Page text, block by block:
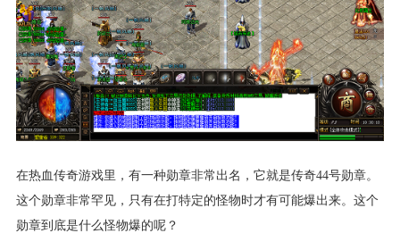
在热血传奇游戏里，有一种勋章非常出名，它就是传奇44号勋章。
这个勋章非常罕见，只有在打特定的怪物时才有可能爆出来。这个
勋章到底是什么怪物爆的呢？